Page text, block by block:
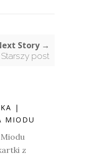
Story →
Starszy post
|
MIODU
z